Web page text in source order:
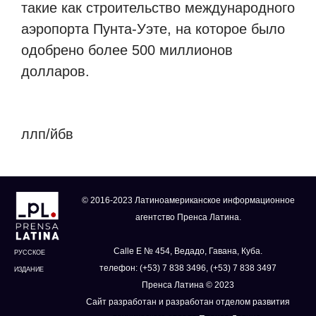
такие как строительство международного
аэропорта Пунта-Уэте, на которое было
одобрено более 500 миллионов
долларов.
ллп/йбв
РУССКОЕ
ИЗДАНИЕ
© 2016-2023 Латиноамериканское информационное
агентство Пренса Латина.
Calle E № 454, Ведадо, Гавана, Куба.
телефон: (+53) 7 838 3496, (+53) 7 838 3497
Пренса Латина © 2023
Сайт разработан и разработан отделом развития